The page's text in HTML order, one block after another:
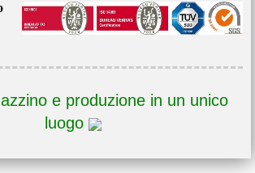
e produzione in un unico
luogo